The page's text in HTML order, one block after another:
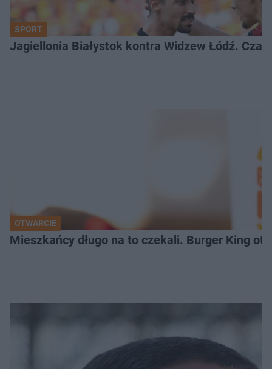
SPORT
Jagiellonia Białystok kontra Widzew Łódź.
OTWARCIE
Mieszkańcy długo na to czekali. Burger King